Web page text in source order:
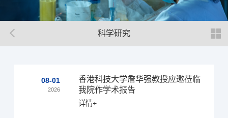
科学研究
08-01
2026
香港科技大学詹华强教授应邀莅临
我院作学术报告
详情+